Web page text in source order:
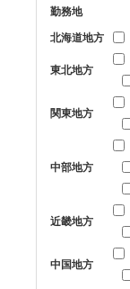
勤務地
北海道地方
東北地方
関東地方
中部地方
近畿地方
中国地方